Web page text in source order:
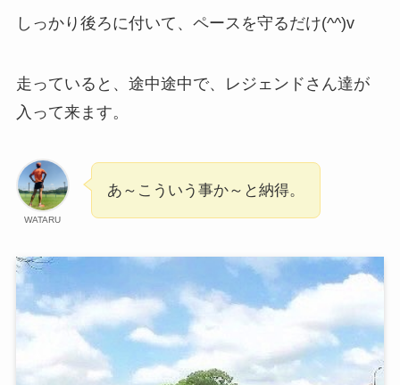
しっかり後ろに付いて、ペースを守るだけ(^^)v
走っていると、途中途中で、レジェンドさん達が
入って来ます。
WATARU
あ～こういう事か～と納得。